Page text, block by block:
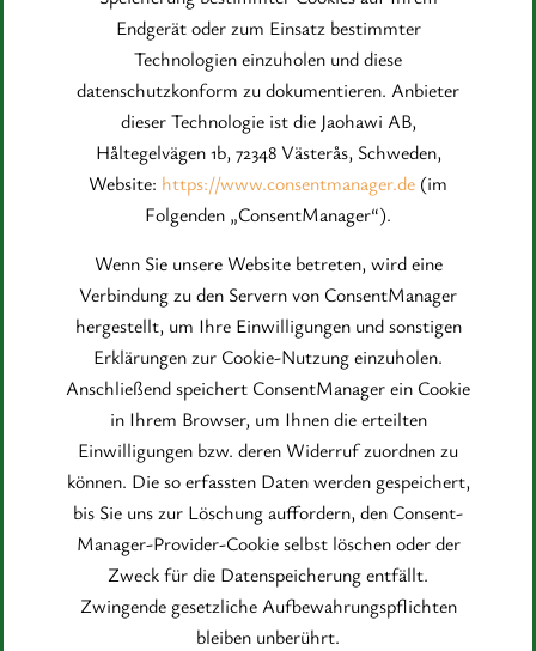
Endgerät oder zum Einsatz bestimmter
Technologien einzuholen und diese
datenschutzkonform zu dokumentieren. Anbieter
dieser Technologie ist die Jaohawi AB,
Håltegelvägen 1b, 72348 Västerås, Schweden,
Website: https://www.consentmanager.de (im
Folgenden „ConsentManager“).
Wenn Sie unsere Website betreten, wird eine
Verbindung zu den Servern von ConsentManager
hergestellt, um Ihre Einwilligungen und sonstigen
Erklärungen zur Cookie-Nutzung einzuholen.
Anschließend speichert ConsentManager ein Cookie
in Ihrem Browser, um Ihnen die erteilten
Einwilligungen bzw. deren Widerruf zuordnen zu
können. Die so erfassten Daten werden gespeichert,
bis Sie uns zur Löschung auffordern, den Consent-
Manager-Provider-Cookie selbst löschen oder der
Zweck für die Datenspeicherung entfällt.
Zwingende gesetzliche Aufbewahrungspflichten
bleiben unberührt.